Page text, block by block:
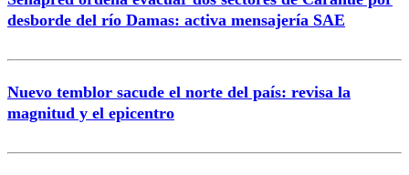
desborde del río Damas: activa mensajería SAE
Nuevo temblor sacude el norte del país: revisa la
magnitud y el epicentro